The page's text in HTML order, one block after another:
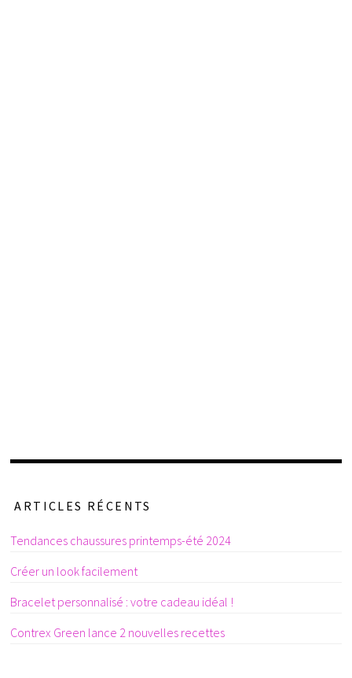
ARTICLES RÉCENTS
Tendances chaussures printemps-été 2024
Créer un look facilement
Bracelet personnalisé : votre cadeau idéal !
Contrex Green lance 2 nouvelles recettes